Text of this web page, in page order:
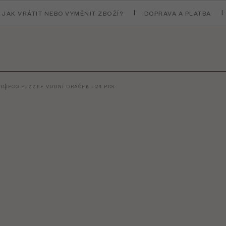
JAK VRÁTIT NEBO VYMĚNIT ZBOŽÍ? DOPRAVA A PLATBA
DJECO PUZZLE VODNÍ DRÁČEK - 24 PCS